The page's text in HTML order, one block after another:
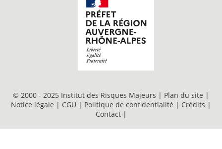
© 2000 - 2025 Institut des Risques Majeurs | Plan du site |
Notice légale | CGU | Politique de confidentialité | Crédits |
Contact |